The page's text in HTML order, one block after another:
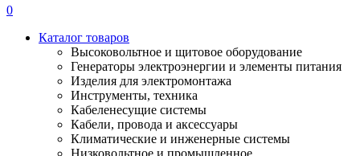
0
Каталог товаров
Высоковольтное и щитовое оборудование
Генераторы электроэнергии и элементы питания
Изделия для электромонтажа
Инструменты, техника
Кабеленесущие системы
Кабели, провода и аксессуары
Климатические и инженерные системы
Низковольтное и промышленное